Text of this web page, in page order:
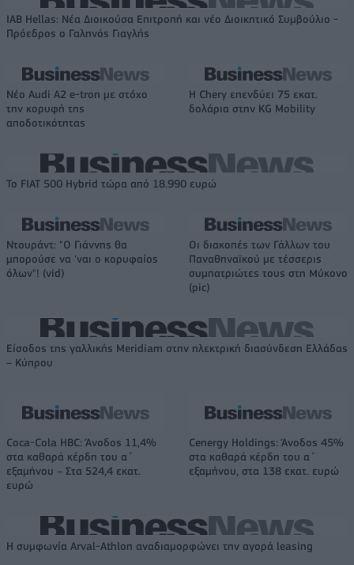
IAB Hellas: Νέα Διοικούσα Επιτροπή και νέο Διοικητικό Συμβούλιο -
Πρόεδρος ο Γαληνός Γιαγλής
Νέο Audi A2 e-tron με στόχο
την κορυφή της
αποδοτικότητας
Η Chery επενδύει 75 εκατ.
δολάρια στην KG Mobility
Το FIAT 500 Hybrid τώρα από 18.990 ευρώ
Ντουράντ: "Ο Γιάννης θα
μπορούσε να 'ναι ο κορυφαίος
όλων"! (vid)
Οι διακοπές των Γάλλων του
Παναθηναϊκού με τέσσερις
συμπατριώτες τους στη Μύκονο
(pic)
Είσοδος της γαλλικής Meridiam στην ηλεκτρική διασύνδεση Ελλάδας
– Κύπρου
Coca-Cola HBC: Άνοδος 11,4%
στα καθαρά κέρδη του α΄
εξαμήνου – Στα 524,4 εκατ.
ευρώ
Cenergy Holdings: Άνοδος 45%
στα καθαρά κέρδη του α΄
εξαμήνου, στα 138 εκατ. ευρώ
Η συμφωνία Arval-Athlon αναδιαμορφώνει την αγορά leasing